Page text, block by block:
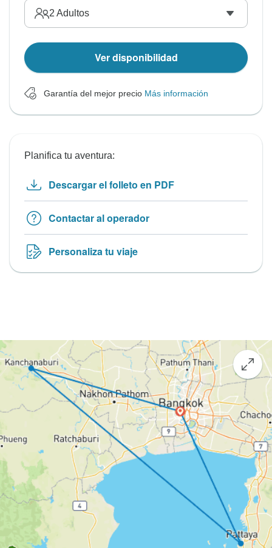
2 Adultos
Ver disponibilidad
Garantía del mejor precio Más información
Planifica tu aventura:
Descargar el folleto en PDF
Contactar al operador
Personaliza tu viaje